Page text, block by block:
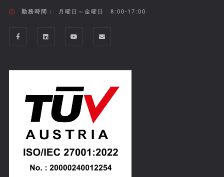
勤務時間 : 月曜日～金曜日 8:00-17:00